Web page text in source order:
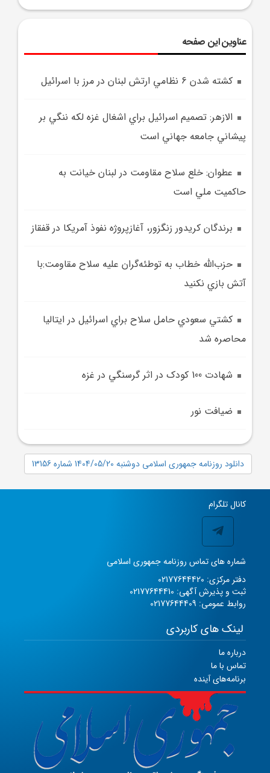
عناوین این صفحه
کشته شدن 6 نظامي ارتش لبنان در مرز با اسرائيل
الازهر: تصميم اسرائيل براي اشغال غزه لکه ننگي بر
پيشاني جامعه جهاني است
عطوان: خلع سلاح مقاومت در لبنان خيانت به
حاکميت ملي است
برندگان کريدور زنگزور، آغازپروژه نفوذ آمريکا در قفقاز
حزب‌الله خطاب به توطئه‌گران عليه سلاح مقاومت:با
آتش بازي نکنيد
کشتي سعودي حامل سلاح براي اسرائيل در ايتاليا
محاصره شد
شهادت 100 کودک در اثر گرسنگي در غزه
ضيافت نور
دانلود روزنامه جمهوری اسلامی دوشنبه 1404/05/20 شماره 13156
کانال تلگرام
شماره های تماس روزنامه جمهوری اسلامی
دفتر مرکزی: 02177644420
ثبت و پذیرش آگهی: 02177644410
روابط عمومی: 02177644409
لینک های کاربردی
درباره ما
تماس با ما
برنامه‌های آینده